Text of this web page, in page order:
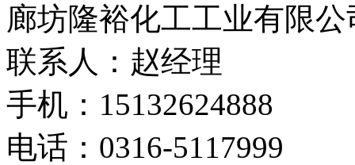
廊坊隆裕化工工业有限公
联系人：赵经理
手机：15132624888
电话：0316-5117999